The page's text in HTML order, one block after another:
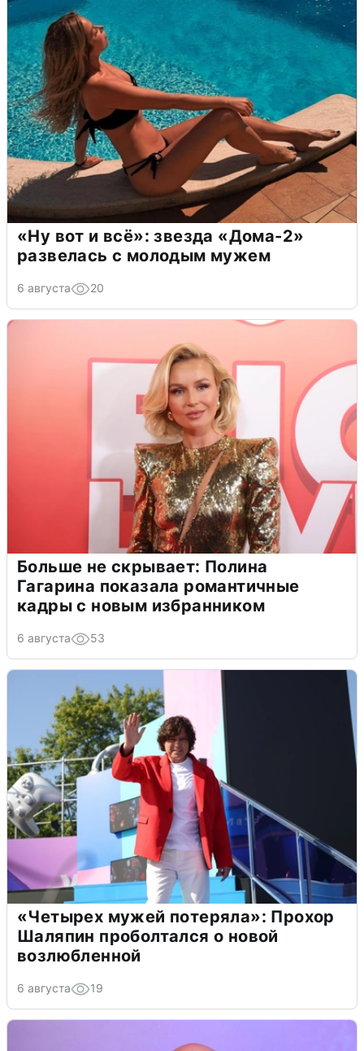
«Ну вот и всё»: звезда «Дома-2»
развелась с молодым мужем
6 августа 20
Больше не скрывает: Полина
Гагарина показала романтичные
кадры с новым избранником
6 августа 53
«Четырех мужей потеряла»: Прохор
Шаляпин проболтался о новой
возлюбленной
6 августа 19